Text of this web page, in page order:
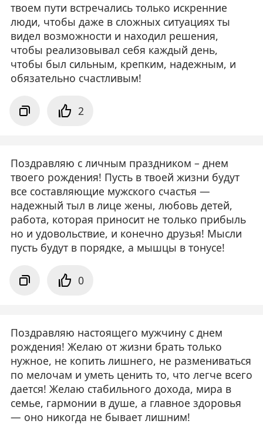
твоем пути встречались только искренние
люди, чтобы даже в сложных ситуациях ты
видел возможности и находил решения,
чтобы реализовывал себя каждый день,
чтобы был сильным, крепким, надежным, и
обязательно счастливым!
2
Поздравляю с личным праздником – днем
твоего рождения! Пусть в твоей жизни будут
все составляющие мужского счастья —
надежный тыл в лице жены, любовь детей,
работа, которая приносит не только прибыль
но и удовольствие, и конечно друзья! Мысли
пусть будут в порядке, а мышцы в тонусе!
0
Поздравляю настоящего мужчину с днем
рождения! Желаю от жизни брать только
нужное, не копить лишнего, не размениваться
по мелочам и уметь ценить то, что легче всего
дается! Желаю стабильного дохода, мира в
семье, гармонии в душе, а главное здоровья
— оно никогда не бывает лишним!